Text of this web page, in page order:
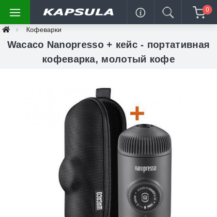
0
Кофеварки
Wacaco Nanopresso + кейс - портативная
кофеварка, молотый кофе